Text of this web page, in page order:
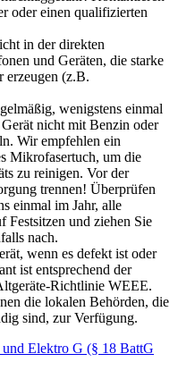
oder einen qualifizierten
in der direkten
und Geräten, die starke
erzeugen (z.B.
wenigstens einmal
nicht mit Benzin oder
Wir empfehlen ein
Mikrofasertuch, um die
zu reinigen. Vor der
trennen! Überprüfen
einmal im Jahr, alle
Festsitzen und ziehen Sie
nach.
wenn es defekt ist oder
ist entsprechend der
Richtlinie WEEE.
die lokalen Behörden, die
sind, zur Verfügung.
Elektro G (§ 18 BattG